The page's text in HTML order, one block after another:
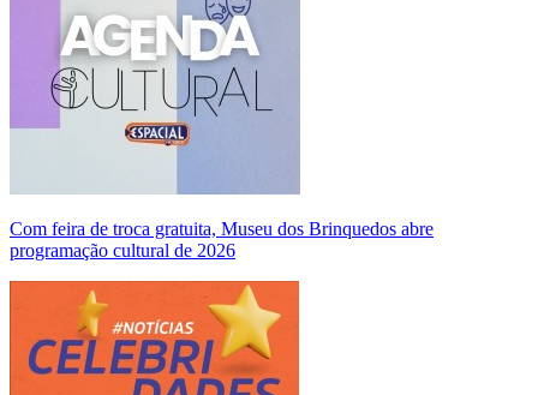
Com feira de troca gratuita, Museu dos Brinquedos abre
programação cultural de 2026